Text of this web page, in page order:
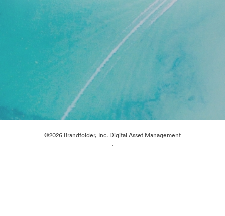
©2026 Brandfolder, Inc. Digital Asset Management
·